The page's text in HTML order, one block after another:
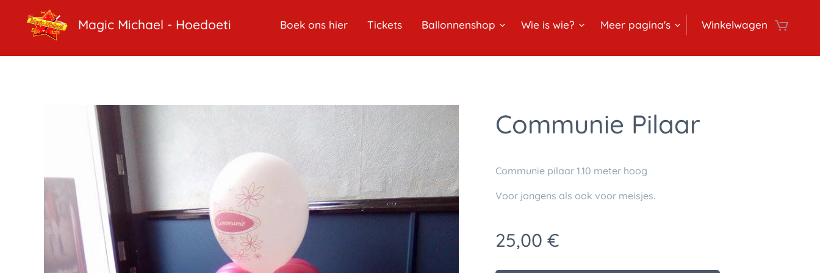
Magic Michael - Hoedoeti Boek ons hier Tickets Ballonnenshop Wie is wie? Meer pagina's Winkelwagen
Communie Pilaar
Communie pilaar 1.10 meter hoog
Voor jongens als ook voor meisjes.
25,00 €